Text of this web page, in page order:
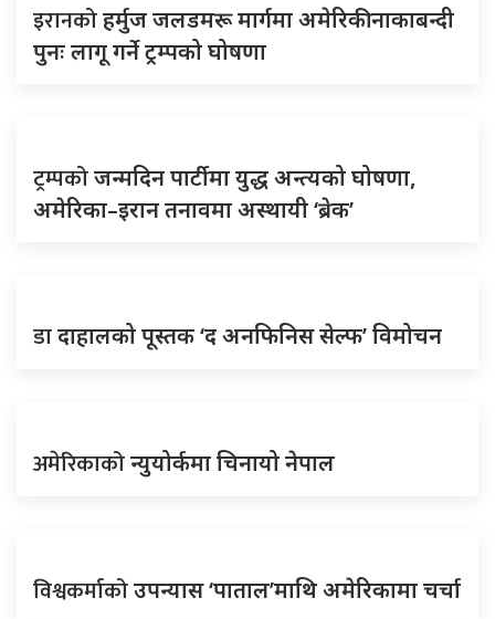
इरानकोहर्मुज जलडमरू मार्गमा अमेरिकी नाकाबन्दी
पुनः लागू गर्ने ट्रम्पको घोषणा
ट्रम्पकोजन्मदिन पार्टीमा युद्ध अन्त्यको घोषणा,
अमेरिका–इरान तनावमा अस्थायी ‘ब्रेक’
डादाहालको पूस्तक ‘द अनफिनिस सेल्फ’ विमोचन
अमेरिकाकोन्युयोर्कमा चिनायो नेपाल
विश्वकर्माकोउपन्यास ‘पाताल’माथि अमेरिकामा चर्चा